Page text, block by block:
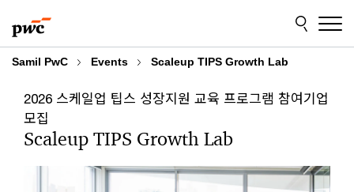
to
content
to
footer
Samil PwC Events Scaleup TIPS Growth Lab
2026 스케일업 팁스 성장지원 교육 프로그램 참여기업
모집
Scaleup TIPS Growth Lab